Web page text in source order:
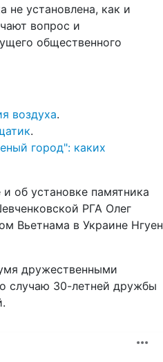
не установлена, как и
вопрос и
общественного
воздуха.
.
город": каких
об установке памятника
РГА Олег
Вьетнама в Украине Нгуен
дружественными
случаю 30-летней дружбы